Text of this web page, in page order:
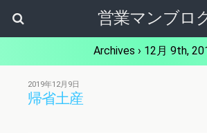
営業マンブロ
Archives › 12月 9th,
2019年12月9日
帰省土産